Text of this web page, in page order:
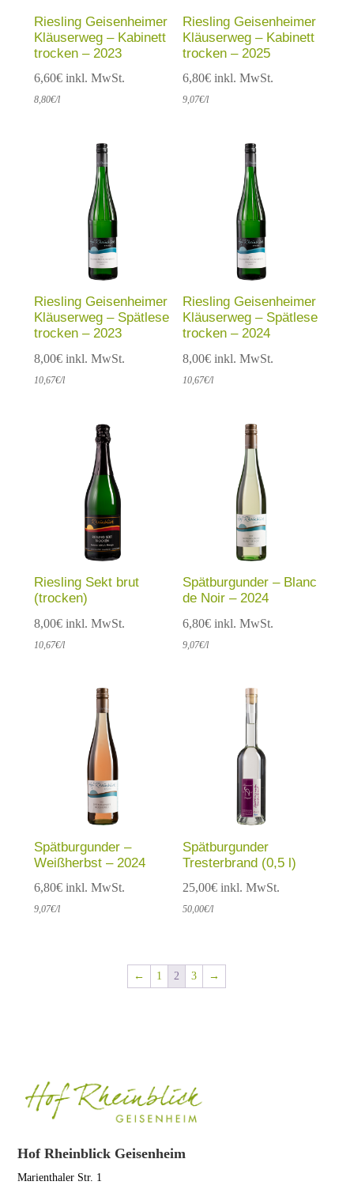
Riesling Geisenheimer
Kläuserweg – Kabinett
trocken – 2023
6,60€ inkl. MwSt.
8,80€/l
Riesling Geisenheimer
Kläuserweg – Kabinett
trocken – 2025
6,80€ inkl. MwSt.
9,07€/l
Riesling Geisenheimer
Kläuserweg – Spätlese
trocken – 2023
8,00€ inkl. MwSt.
10,67€/l
Riesling Geisenheimer
Kläuserweg – Spätlese
trocken – 2024
8,00€ inkl. MwSt.
10,67€/l
Riesling Sekt brut
(trocken)
8,00€ inkl. MwSt.
10,67€/l
Spätburgunder – Blanc
de Noir – 2024
6,80€ inkl. MwSt.
9,07€/l
Spätburgunder –
Weißherbst – 2024
6,80€ inkl. MwSt.
9,07€/l
Spätburgunder
Tresterbrand (0,5 l)
25,00€ inkl. MwSt.
50,00€/l
← 1 2 3 →
Hof Rheinblick Geisenheim
Marienthaler Str. 1